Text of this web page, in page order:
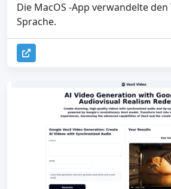
Die MacOS -App verwandelte den
Sprache.